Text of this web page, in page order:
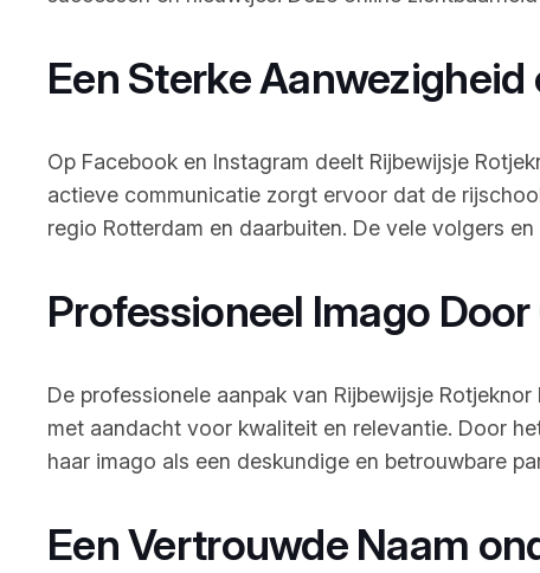
Een Sterke
Op Facebook en Instagram deelt Rijbewijsje
actieve communicatie zorgt ervoor dat de
regio Rotterdam en daarbuiten. De vele volgers
Professioneel Imago
De professionele aanpak van Rijbewijsje
met aandacht voor kwaliteit en relevantie. Door
haar imago als een deskundige en betrouwbare
Een Vertrouwde Naam